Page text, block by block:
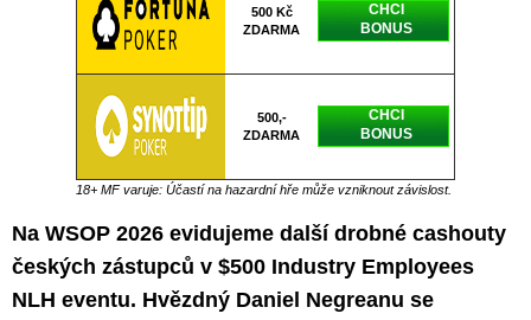
500 Kč
ZDARMA
CHCI
BONUS
500,-
ZDARMA
CHCI
BONUS
18+ MF varuje: Účastí na hazardní hře může vzniknout závislost.
Na WSOP 2026 evidujeme další drobné cashouty
českých zástupců v $500 Industry Employees
NLH eventu. Hvězdný Daniel Negreanu se